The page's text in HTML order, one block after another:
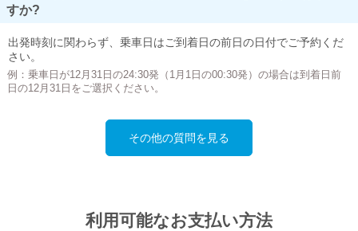
すか?
出発時刻に関わらず、乗車日はご到着日の前日の日付でご予約くだ
さい。
例：乗車日が12月31日の24:30発（1月1日の00:30発）の場合は到着日前
日の12月31日をご選択ください。
その他の質問を見る
利用可能なお支払い方法